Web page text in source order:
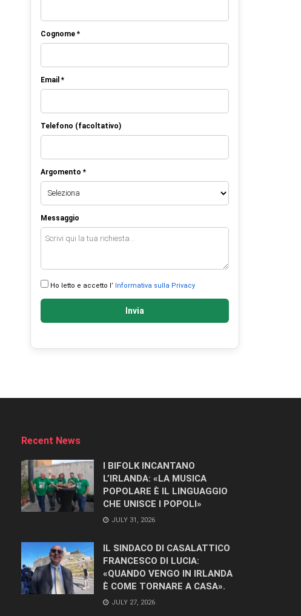
Cognome *
Email *
Telefono (facoltativo)
Argomento *
Messaggio
Ho letto e accetto l’ Informativa sulla Privacy
Invia
Recent News
I BIFOLK INCANTANO
L’IRLANDA: «LA MUSICA
POPOLARE È IL LINGUAGGIO
CHE UNISCE I POPOLI»
JULY 31, 2026
IL SINDACO DI CASALATTICO
FRANCESCO DI LUCIA:
«QUANDO VENGO IN IRLANDA
È COME TORNARE A CASA».
JULY 27, 2026